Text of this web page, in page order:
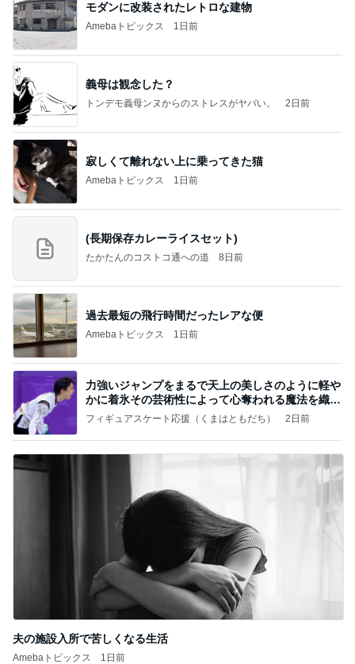
モダンに改装されたレトロな建物
Amebaトピックス 1日前
義母は観念した？
トンデモ義母ンヌからのストレスがヤバい。 2日前
寂しくて離れない上に乗ってきた猫
Amebaトピックス 1日前
(長期保存カレーライスセット)
たかたんのコストコ通への道 8日前
過去最短の飛行時間だったレアな便
Amebaトピックス 1日前
力強いジャンプをまるで天上の美しさのように軽や
かに着氷その芸術性によって心奪われる魔法を織り
なす
フィギュアスケート応援（くまはともだち） 2日前
夫の施設入所で苦しくなる生活
Amebaトピックス 1日前